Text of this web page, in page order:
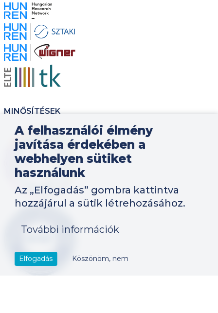
Kép
Kép
Kép
Kép
MINŐSÍTÉSEK
Kép
Kép
A felhasználói élmény
javítása érdekében a
webhelyen sütiket
használunk
Az „Elfogadás” gombra kattintva
hozzájárul a sütik létrehozásához.
További információk
Elfogadás Köszönöm, nem